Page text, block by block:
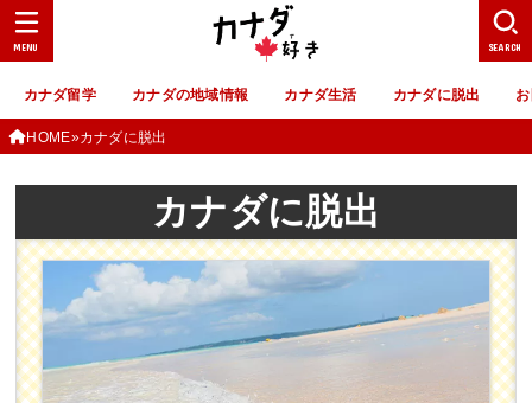
カナダ留学 カナダの地域情報 カナダ生活 カナダに脱出
SEARCH
MENU
HOME カナダに脱出
カナダに脱出